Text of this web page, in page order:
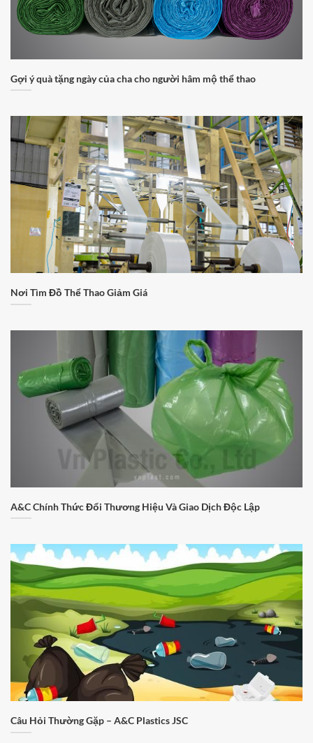
Gợi ý quà tặng ngày của cha cho người hâm mộ thể thao
Nơi Tìm Đồ Thể Thao Giảm Giá
A&C Chính Thức Đổi Thương Hiệu Và Giao Dịch Độc Lập
Câu Hỏi Thường Gặp – A&C Plastics JSC